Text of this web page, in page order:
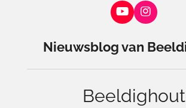
Y
o
T
b
I
n
g
a
m
Nieuwsblog van
Beeldighout